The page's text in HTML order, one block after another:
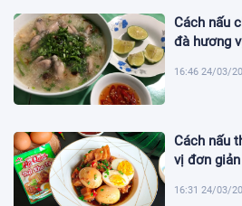
Cách nấu
đà hương
16:46 24/03/
Cách nấu
vị đơn giản
16:31 24/03/